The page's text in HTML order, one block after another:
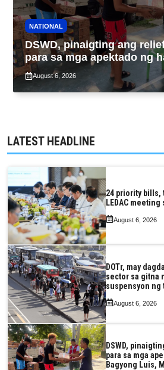
NATIONAL
DSWD, pinaigting ang
para sa mga apektado ng
Bagyong Luis, Maymay
August 6, 2026
LATEST HEADLINE
24 priority bills,
LEDAC
August 6, 2026
DOTr, may
sector sa gitna
suspensyon ng
August 6, 2026
DSWD,
para sa mga
Bagyong Luis,